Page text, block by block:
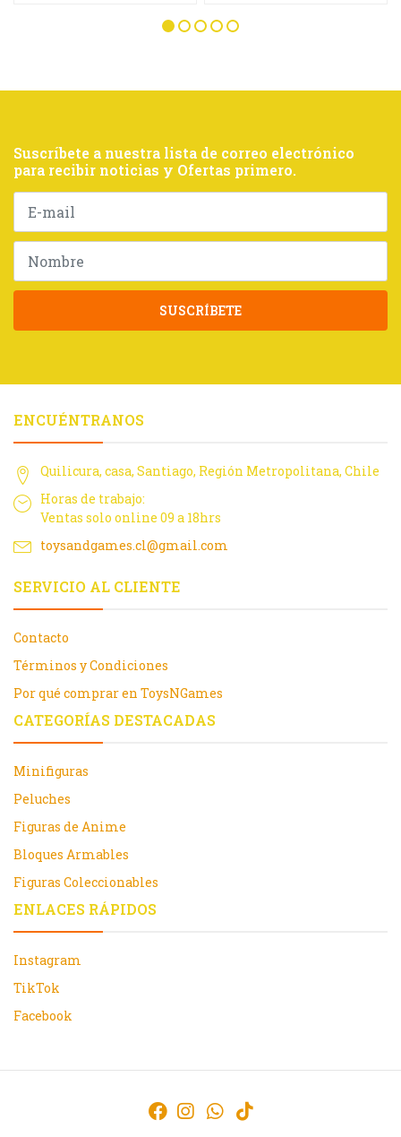
Suscríbete a nuestra lista de correo electrónico
para recibir noticias y Ofertas primero.
SUSCRÍBETE
ENCUÉNTRANOS
Quilicura, casa, Santiago, Región Metropolitana, Chile
Horas de trabajo:
Ventas solo online 09 a 18hrs
toysandgames.cl@gmail.com
SERVICIO AL CLIENTE
Contacto
Términos y Condiciones
Por qué comprar en ToysNGames
CATEGORÍAS DESTACADAS
Minifiguras
Peluches
Figuras de Anime
Bloques Armables
Figuras Coleccionables
ENLACES RÁPIDOS
Instagram
TikTok
Facebook